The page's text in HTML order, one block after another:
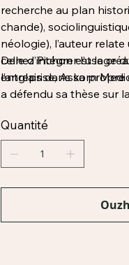
recherche au plan
chande),
néologie), l’auteur
celle d’intégrer l’usage
l’anglais dans sa
Denez Pichon est le
entreprise, Askorn
a défendu sa thèse sur
Quantité